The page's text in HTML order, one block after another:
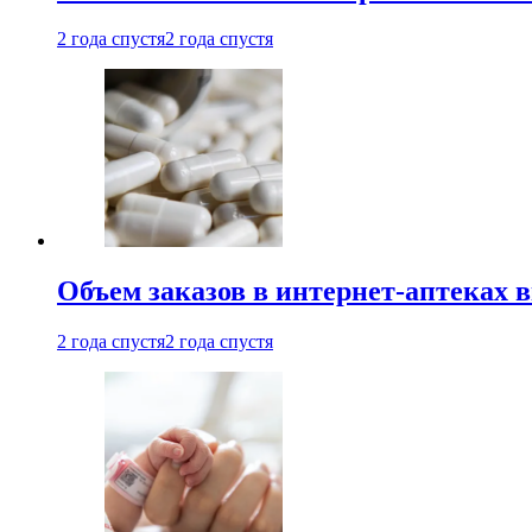
2 года спустя2 года спустя
Объем заказов в интернет-аптеках
2 года спустя2 года спустя